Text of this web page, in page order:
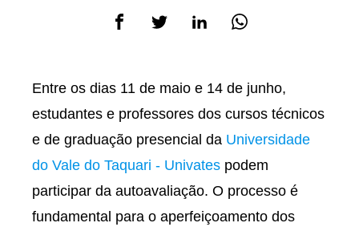
Entre os dias 11 de maio e 14 de junho,
estudantes e professores dos cursos técnicos
e de graduação presencial da Universidade
do Vale do Taquari - Univates podem
participar da autoavaliação. O processo é
fundamental para o aperfeiçoamento dos